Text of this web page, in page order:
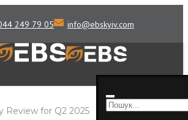
249 79 05 info@ebskyiv.com
Review for Q2 2025